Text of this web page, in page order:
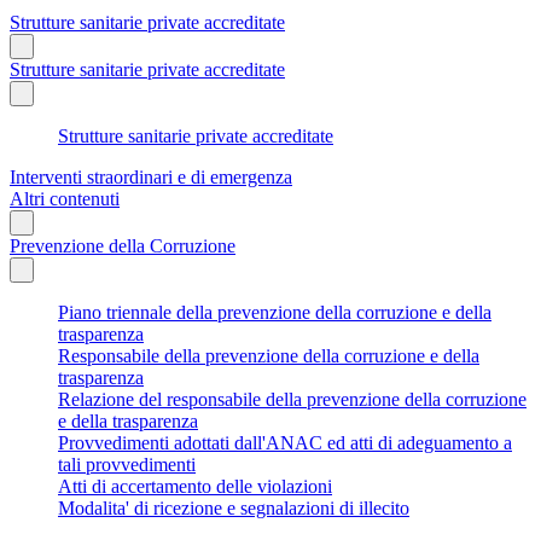
Strutture sanitarie private accreditate
Strutture sanitarie private accreditate
Strutture sanitarie private accreditate
Interventi straordinari e di emergenza
Altri contenuti
Prevenzione della Corruzione
Piano triennale della prevenzione della corruzione e della
trasparenza
Responsabile della prevenzione della corruzione e della
trasparenza
Relazione del responsabile della prevenzione della corruzione
e della trasparenza
Provvedimenti adottati dall'ANAC ed atti di adeguamento a
tali provvedimenti
Atti di accertamento delle violazioni
Modalita' di ricezione e segnalazioni di illecito